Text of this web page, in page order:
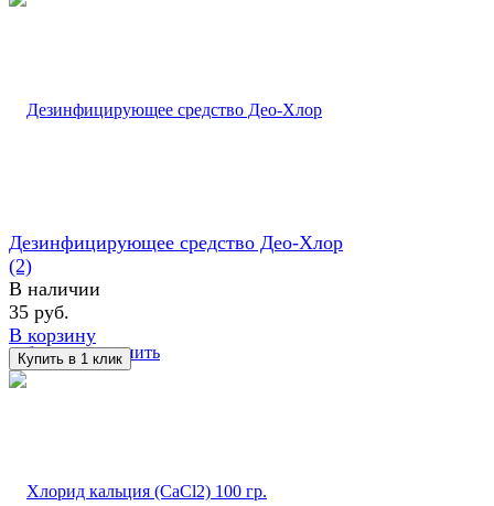
избранное сравнить
Дезинфицирующее средство Део-Хлор
(2)
В наличии
35 руб.
В корзину